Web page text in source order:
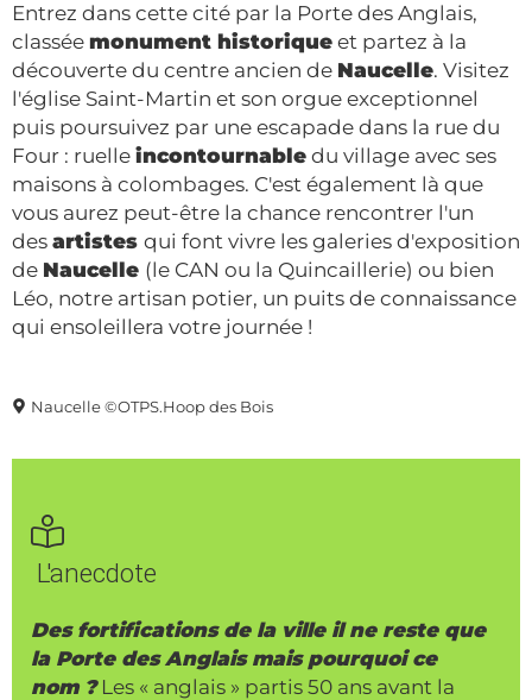
Naucelle ©OTPS.Hoop des Bois
Entrez dans cette cité par la Porte des Anglais,
classée monument historique et partez à la
découverte du centre ancien de Naucelle. Visitez
l'église Saint-Martin et son orgue exceptionnel
puis poursuivez par une escapade dans la rue du
Four : ruelle incontournable du village avec ses
maisons à colombages. C'est également là que
vous aurez peut-être la chance rencontrer l'un
des artistes qui font vivre les galeries d'exposition
de Naucelle (le CAN ou la Quincaillerie) ou bien
Léo, notre artisan potier, un puits de connaissance
qui ensoleillera votre journée !
L'anecdote
Des fortifications de la ville il ne reste que
la Porte des Anglais mais pourquoi ce
nom ?Les « anglais » partis 50 ans avant la